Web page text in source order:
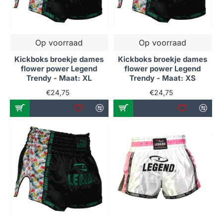
Op voorraad
Kickboks broekje dames
flower power Legend
Trendy - Maat: XL
€24,75
Op voorraad
Kickboks broekje dames
flower power Legend
Trendy - Maat: XS
€24,75